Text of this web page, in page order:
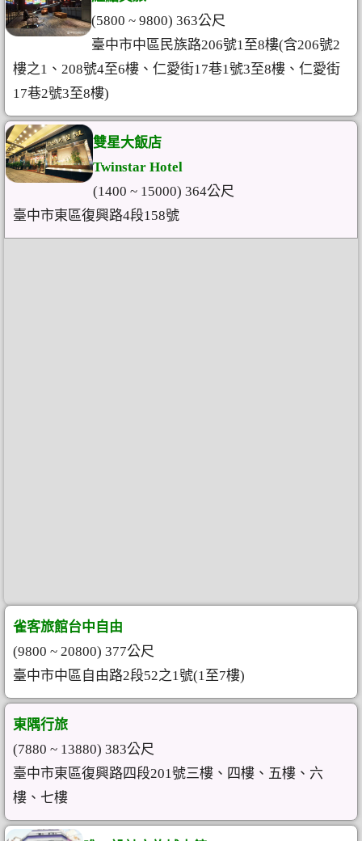
(5800 ~ 9800) 363公尺
臺中市中區民族路206號1至8樓(含206號2
樓之1、208號4至6樓、仁愛街17巷1號3至8樓、仁愛街
17巷2號3至8樓)
雙星大飯店
Twinstar Hotel
(1400 ~ 15000) 364公尺
臺中市東區復興路4段158號
雀客旅館台中自由
(9800 ~ 20800) 377公尺
臺中市中區自由路2段52之1號(1至7樓)
東隅行旅
(7880 ~ 13880) 383公尺
臺中市東區復興路四段201​號三樓、四樓、五樓、六
樓、七樓